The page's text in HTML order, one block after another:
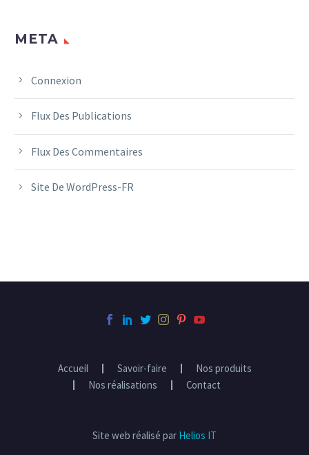
META
Connexion
Flux Des Publications
Flux Des Commentaires
Site De WordPress-FR
Accueil Savoir-faire
Nos produits
Nos réalisations
Contact
Site web réalisé par Helios IT